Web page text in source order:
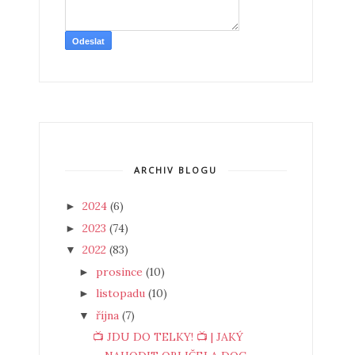
ARCHIV BLOGU
► 2024 (6)
► 2023 (74)
▼ 2022 (83)
► prosince (10)
► listopadu (10)
▼ října (7)
📺 JDU DO TELKY! 📺 | JAKÝ